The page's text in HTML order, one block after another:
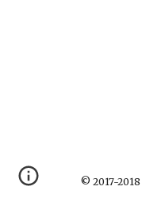
© 2017-2018